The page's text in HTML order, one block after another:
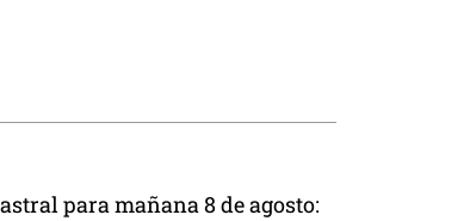
para mañana 8 de agosto: